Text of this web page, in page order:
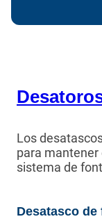
Los
para
sistema de
Desatasco de